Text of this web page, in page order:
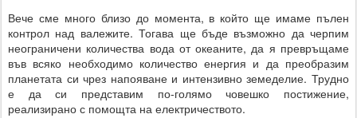
Вече сме много близо до момента, в който ще имаме пълен
контрол над валежите. Тогава ще бъде възможно да черпим
неограничени количества вода от океаните, да я превръщаме
във всяко необходимо количество енергия и да преобразим
планетата си чрез напояване и интензивно земеделие. Трудно
е да си представим по-голямо човешко постижение,
реализирано с помощта на електричеството.